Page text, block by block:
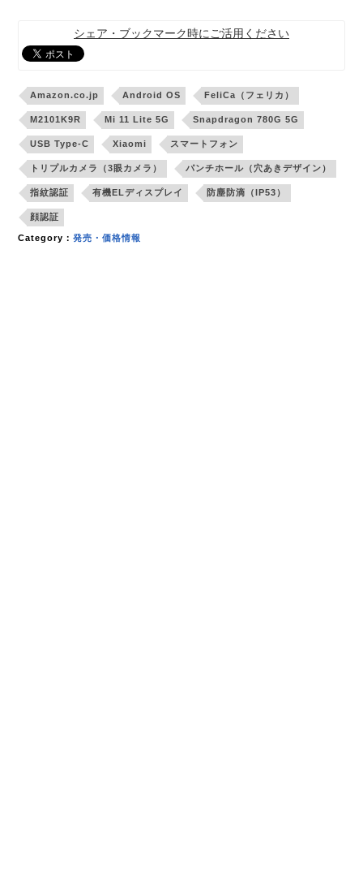
シェア・ブックマーク時にご活用ください
Amazon.co.jp Android OS FeliCa（フェリカ）
M2101K9R Mi 11 Lite 5G Snapdragon 780G 5G
USB Type-C Xiaomi スマートフォン
トリプルカメラ（3眼カメラ） パンチホール（穴あきデザイン）
指紋認証 有機ELディスプレイ 防塵防滴（IP53）
顔認証
Category：発売・価格情報